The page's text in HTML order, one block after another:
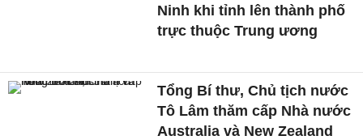
Ninh khi tỉnh lên thành phố
trực thuộc Trung ương
Tổng Bí thư, Chủ tịch nước
Tô Lâm thăm cấp Nhà nước
Australia và New Zealand